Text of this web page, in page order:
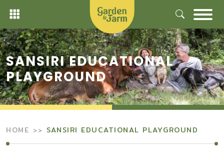
Skip
content
SANSIRI EDUCATIONAL
PLAYGROUND
HOME SANSIRI EDUCATIONAL PLAYGROUND